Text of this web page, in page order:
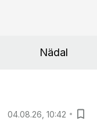
Nädal
04.08.26, 10:42